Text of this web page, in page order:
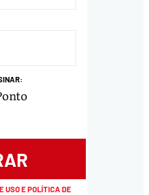
USO E POLÍTICA DE